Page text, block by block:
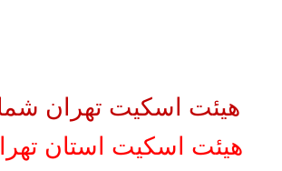
هیئت اسکیت تهران
هیئت اسکیت استان